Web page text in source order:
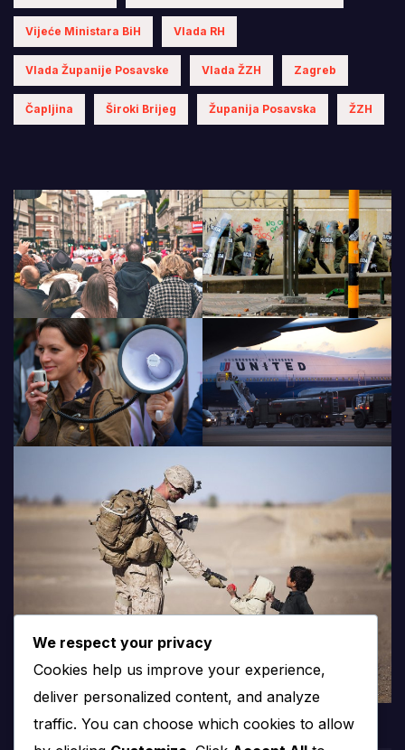
Vijeće Ministara BiH Vlada RH
Vlada Županije Posavske Vlada ŽZH Zagreb
Čapljina Široki Brijeg Županija Posavska ŽZH
We respect your privacy
Cookies help us improve your experience,
deliver personalized content, and analyze
traffic. You can choose which cookies to allow